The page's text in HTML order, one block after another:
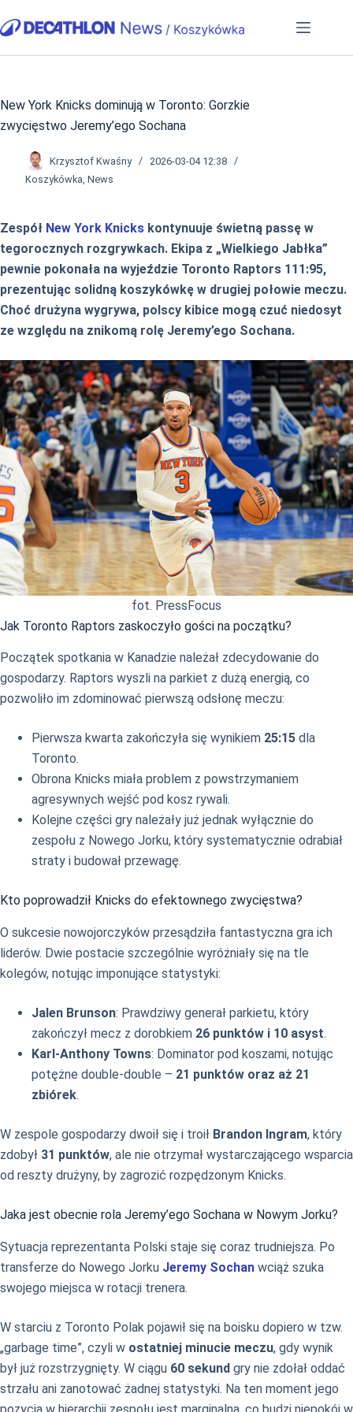
do
New York Knicks dominują w Toronto: Gorzkie
zwycięstwo Jeremy’ego Sochana
Krzysztof Kwaśny
2026-03-04 12:38
Koszykówka, News
Zespół New York Knicks kontynuuje świetną passę w
tegorocznych rozgrywkach. Ekipa z „Wielkiego Jabłka”
pewnie pokonała na wyjeździe Toronto Raptors 111:95,
prezentując solidną koszykówkę w drugiej połowie meczu.
Choć drużyna wygrywa, polscy kibice mogą czuć niedosyt
ze względu na znikomą rolę Jeremy’ego Sochana.
fot. PressFocus
Jak Toronto Raptors zaskoczyło gości na początku?
Początek spotkania w Kanadzie należał zdecydowanie do
gospodarzy. Raptors wyszli na parkiet z dużą energią, co
pozwoliło im zdominować pierwszą odsłonę meczu:
Pierwsza kwarta zakończyła się wynikiem 25:15 dla
Toronto.
Obrona Knicks miała problem z powstrzymaniem
agresywnych wejść pod kosz rywali.
Kolejne części gry należały już jednak wyłącznie do
zespołu z Nowego Jorku, który systematycznie odrabiał
straty i budował przewagę.
Kto poprowadził Knicks do efektownego zwycięstwa?
O sukcesie nowojorczyków przesądziła fantastyczna gra ich
liderów. Dwie postacie szczególnie wyróżniały się na tle
kolegów, notując imponujące statystyki:
Jalen Brunson: Prawdziwy generał parkietu, który
zakończył mecz z dorobkiem 26 punktów i 10 asyst.
Karl-Anthony Towns: Dominator pod koszami, notując
potężne double-double – 21 punktów oraz aż 21
zbiórek.
W zespole gospodarzy dwoił się i troił Brandon Ingram, który
zdobył 31 punktów, ale nie otrzymał wystarczającego wsparcia
od reszty drużyny, by zagrozić rozpędzonym Knicks.
Jaka jest obecnie rola Jeremy’ego Sochana w Nowym Jorku?
Sytuacja reprezentanta Polski staje się coraz trudniejsza. Po
transferze do Nowego Jorku Jeremy Sochan wciąż szuka
swojego miejsca w rotacji trenera.
W starciu z Toronto Polak pojawił się na boisku dopiero w tzw.
„garbage time”, czyli w ostatniej minucie meczu, gdy wynik
był już rozstrzygnięty. W ciągu 60 sekund gry nie zdołał oddać
strzału ani zanotować żadnej statystyki. Na ten moment jego